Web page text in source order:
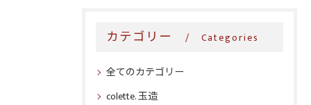
カテゴリー Categories
全てのカテゴリー
colette. 玉造